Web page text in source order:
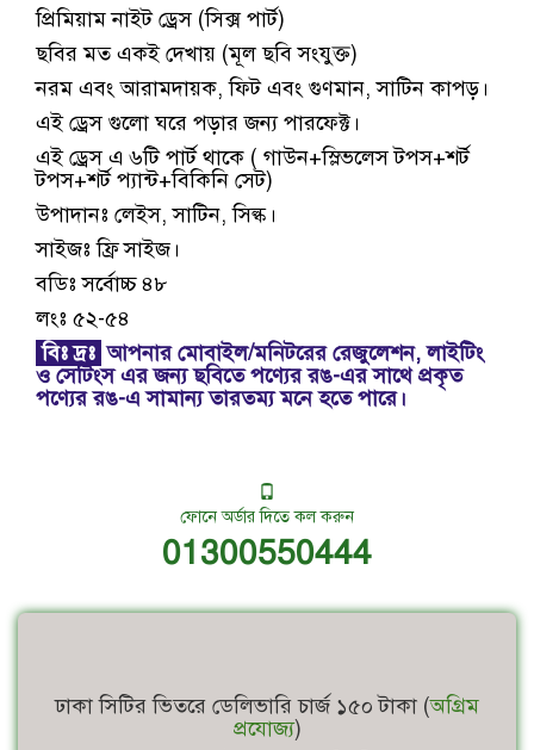
প্রিমিয়াম নাইট ড্রেস (সিক্স পার্ট)
ছবির মত একই দেখায় (মূল ছবি সংযুক্ত)
নরম এবং আরামদায়ক, ফিট এবং গুণমান, সাটিন কাপড়।
এই ড্রেস গুলো ঘরে পড়ার জন্য পারফেক্ট।
এই ড্রেস এ ৬টি পার্ট থাকে ( গাউন+স্লিভলেস টপস+শর্ট
টপস+শর্ট প্যান্ট+বিকিনি সেট)
উপাদানঃ লেইস, সাটিন, সিল্ক।
সাইজঃ ফ্রি সাইজ।
বডিঃ সর্বোচ্চ ৪৮
লংঃ ৫২-৫৪
বিঃ দ্রঃ আপনার মোবাইল/মনিটরের রেজুলেশন, লাইটিং
ও সেটিংস এর জন্য ছবিতে পণ্যের রঙ-এর সাথে প্রকৃত
পণ্যের রঙ-এ সামান্য তারতম্য মনে হতে পারে।
ফোনে অর্ডার দিতে কল করুন
01300550444
ঢাকা সিটির ভিতরে ডেলিভারি চার্জ ১৫০ টাকা (অগ্রিম
প্রযোজ্য)